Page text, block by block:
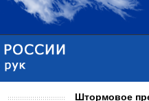
Штормовое